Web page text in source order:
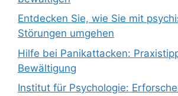
Entdecken Sie, wie Sie mit
Störungen umgehen
Hilfe bei Panikattacken:
Bewältigung
Institut für Psychologie: